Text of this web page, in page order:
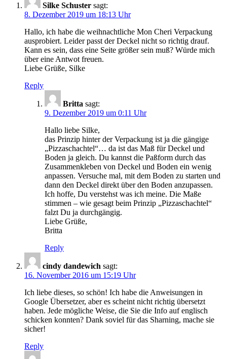
Silke Schuster sagt:
8. Dezember 2019 um 18:13 Uhr
Hallo, ich habe die weihnachtliche Mon Cheri Verpackung
ausprobiert. Leider passt der Deckel nicht so richtig drauf.
Kann es sein, dass eine Seite größer sein muß? Würde mich
über eine Antwot freuen.
Liebe Grüße, Silke
Reply
Britta sagt:
9. Dezember 2019 um 0:11 Uhr
Hallo liebe Silke,
das Prinzip hinter der Verpackung ist ja die gängige
„Pizzaschachtel“… da ist das Maß für Deckel und
Boden ja gleich. Du kannst die Paßform durch das
Zusammenkleben von Deckel und Boden ein wenig
anpassen. Versuche mal, mit dem Boden zu starten und
dann den Deckel direkt über den Boden anzupassen.
Ich hoffe, Du verstehst was ich meine. Die Maße
stimmen – wie gesagt beim Prinzip „Pizzaschachtel“
falzt Du ja durchgängig.
Liebe Grüße,
Britta
Reply
cindy dandewich sagt:
16. November 2016 um 15:19 Uhr
Ich liebe dieses, so schön! Ich habe die Anweisungen in
Google Übersetzer, aber es scheint nicht richtig übersetzt
haben. Jede mögliche Weise, die Sie die Info auf englisch
schicken konnten? Dank soviel für das Sharning, mache sie
sicher!
Reply